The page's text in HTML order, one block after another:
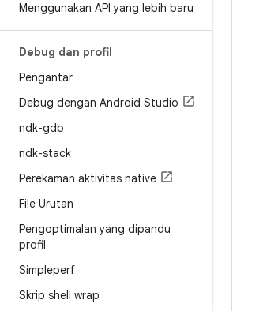
Menggunakan API yang lebih baru
Debug dan profil
Pengantar
Debug dengan Android Studio
ndk-gdb
ndk-stack
Perekaman aktivitas native
File Urutan
Pengoptimalan yang dipandu
profil
Simpleperf
Skrip shell wrap